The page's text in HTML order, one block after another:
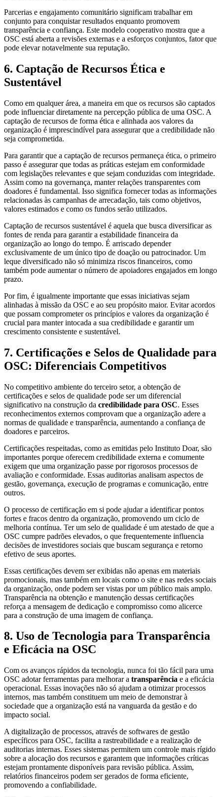
Parcerias e engajamento comunitário significam trabalhar em
conjunto para conquistar resultados enquanto promovem
transparência e confiança. Este modelo cooperativo mostra que a
OSC está aberta a revisões externas e a esforços conjuntos, fator que
pode elevar notavelmente sua reputação.
6. Captação de Recursos Ética e
Sustentável
Como em qualquer área, a maneira em que os recursos são captados
pode influenciar diretamente na percepção pública de uma OSC. A
captação de recursos de forma ética e alinhada aos valores da
organização é imprescindível para assegurar que a credibilidade não
seja comprometida.
Para garantir que a captação de recursos permaneça ética, o primeiro
passo é assegurar que todas as práticas estejam em conformidade
com legislações relevantes e que sejam conduzidas com integridade.
Assim como na governança, manter relações transparentes com
doadores é fundamental. Isso significa fornecer todas as informações
relacionadas às campanhas de arrecadação, tais como objetivos,
valores estimados e como os fundos serão utilizados.
Captação de recursos sustentável é aquela que busca diversificar as
fontes de renda para garantir a estabilidade financeira da
organização ao longo do tempo. É arriscado depender
exclusivamente de um único tipo de doação ou patrocinador. Um
leque diversificado não só minimiza riscos financeiros, como
também pode aumentar o número de apoiadores engajados em longo
prazo.
Por fim, é igualmente importante que essas iniciativas sejam
alinhadas à missão da OSC e ao seu propósito maior. Evitar acordos
que possam comprometer os princípios e valores da organização é
crucial para manter intocada a sua credibilidade e garantir um
crescimento consistente e sustentável.
7. Certificações e Selos de Qualidade para
OSC: Diferenciais Competitivos
No competitivo ambiente do terceiro setor, a obtenção de
certificações e selos de qualidade pode ser um diferencial
significativo na construção da credibilidade para OSC. Esses
reconhecimentos externos comprovam que a organização adere a
normas de qualidade e transparência, aumentando a confiança de
doadores e parceiros.
Certificações respeitadas, como as emitidas pelo Instituto Doar, são
importantes porque oferecem credibilidade externa e comumente
exigem que uma organização passe por rigorosos processos de
avaliação e conformidade. Essas auditorias analisam aspectos de
gestão, governança, execução de programas e comunicação, entre
outros.
O processo de certificação em si pode ajudar a identificar pontos
fortes e fracos dentro da organização, promovendo um ciclo de
melhoria contínua. Ter um selo de qualidade é um atestado de que a
OSC cumpre padrões elevados, o que frequentemente influencia
decisões de investidores sociais que buscam segurança e retorno
efetivo de seus aportes.
Essas certificações devem ser exibidas não apenas em materiais
promocionais, mas também em locais como o site e nas redes sociais
da organização, onde podem ser vistas por um público mais amplo.
Transparência na obtenção e manutenção dessas certificações
reforça a mensagem de dedicação e compromisso como alicerce
para a construção de uma imagem de confiança.
8. Uso de Tecnologia para Transparência
e Eficácia na OSC
Com os avanços rápidos da tecnologia, nunca foi tão fácil para uma
OSC adotar ferramentas para melhorar a transparência e a eficácia
operacional. Essas inovações não só ajudam a otimizar processos
internos, mas também constituem um meio de demonstrar à
sociedade que a organização está na vanguarda da gestão e do
impacto social.
A digitalização de processos, através de softwares de gestão
específicos para OSC, facilita a rastreabilidade e a realização de
auditorias internas. Esses sistemas permitem um controle mais rígido
sobre a alocação dos recursos e garantem que informações críticas
estejam prontamente disponíveis para revisão pública. Assim,
relatórios financeiros podem ser gerados de forma eficiente,
promovendo a confiabilidade.